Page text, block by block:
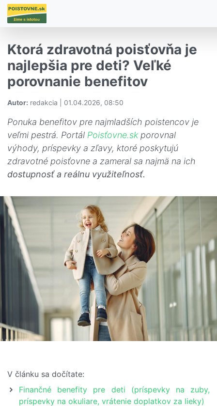
Ktorá zdravotná poisťovňa je
najlepšia pre deti? Veľké
porovnanie benefitov
Autor: redakcia | 01.04.2026, 08:50
Ponuka benefitov pre najmladších poistencov je
veľmi pestrá. Portál Poisťovne.sk porovnal
výhody, príspevky a zľavy, ktoré poskytujú
zdravotné poisťovne a zameral sa najmä na ich
dostupnosť a reálnu využiteľnosť.
V článku sa dočítate:
Finančné benefity pre deti (príspevky na zuby,
príspevky na okuliare, vrátenie doplatkov za lieky)